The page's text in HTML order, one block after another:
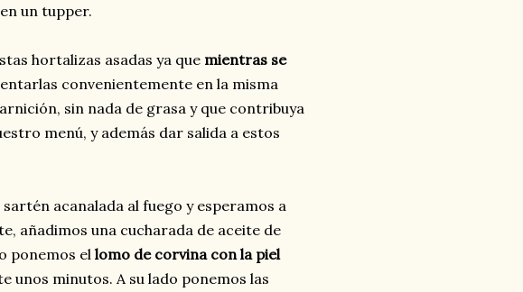
un tupper.
hortalizas asadas ya que mientras se
convenientemente en la misma
sin nada de grasa y que contribuya
menú, y además dar salida a estos
acanalada al fuego y esperamos a
añadimos una cucharada de aceite de
ponemos el lomo de corvina con la piel
unos minutos. A su lado ponemos las